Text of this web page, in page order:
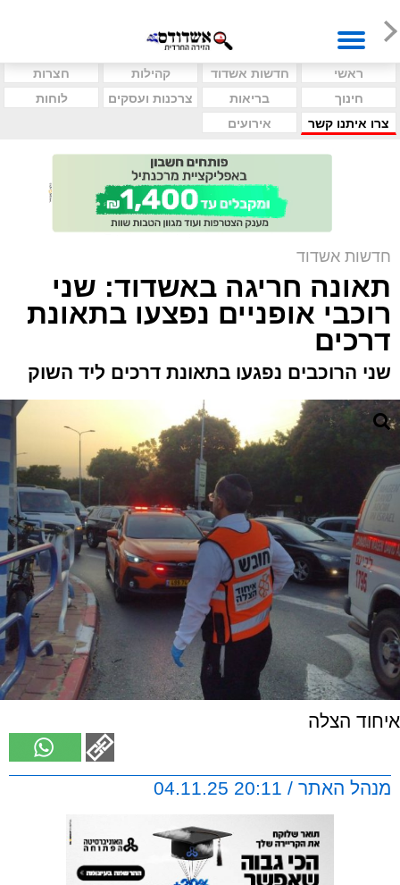
ראשי חדשות אשדוד קהילות
חצרות
חינוך
בריאות צרכנות ועסקים
לוחות
צרו איתנו קשר
אירועים
חדשות אשדוד
תאונה חריגה באשדוד: שני
רוכבי אופניים נפצעו בתאונת
דרכים
שני הרוכבים נפגעו בתאונת דרכים ליד השוק
איחוד הצלה
מנהל האתר / 20:11 04.11.25